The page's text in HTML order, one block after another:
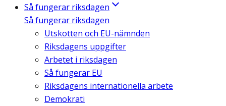
Så fungerar riksdagen
Så fungerar riksdagen
Utskotten och EU-nämnden
Riksdagens uppgifter
Arbetet i riksdagen
Så fungerar EU
Riksdagens internationella arbete
Demokrati